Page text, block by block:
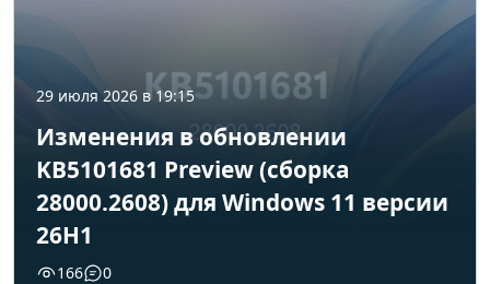
29 июля 2026 в 19:15
Изменения в обновлении
KB5101681 Preview (сборка
28000.2608) для Windows 11 версии
26H1
166 0